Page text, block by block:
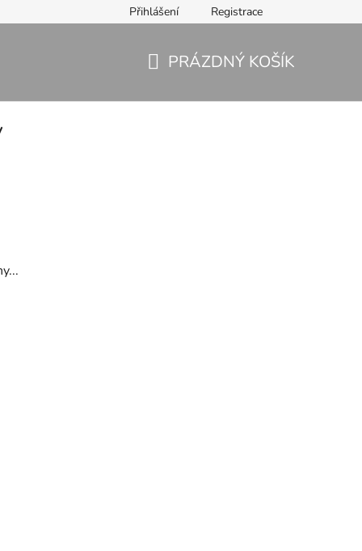
Přihlášení Registrace
PRÁZDNÝ KOŠÍK